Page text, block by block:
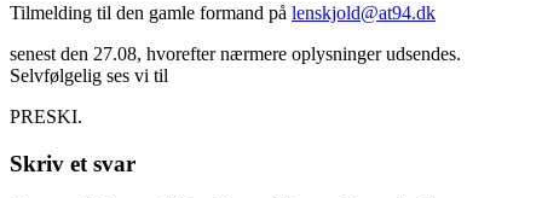
Tilmelding til den gamle formand på lenskjold@at94.dk
senest den 27.08, hvorefter nærmere oplysninger udsendes.
Selvfølgelig ses vi til
PRESKI.
Skriv et svar